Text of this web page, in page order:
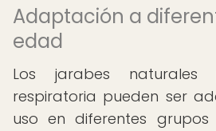
Adaptación a
edad
Los jarabes
respiratoria pueden ser
uso en diferentes